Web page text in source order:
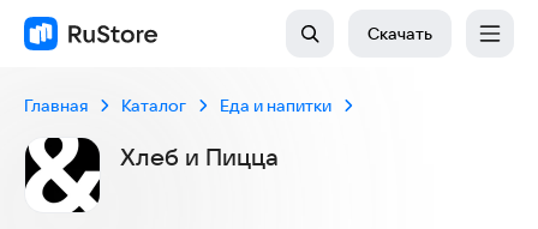
Скачать
Главная Каталог Еда и напитки
Хлеб и Пицца